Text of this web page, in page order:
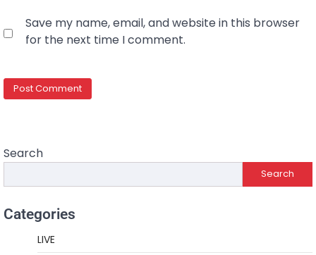
Save my name, email, and website in this browser
for the next time I comment.
Search
Search
Categories
LIVE